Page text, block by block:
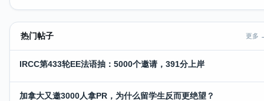
热门帖子 更多
IRCC第433轮EE法语抽：5000个邀请，391分上岸
加拿大又邀3000人拿PR，为什么留学生反而更绝望？